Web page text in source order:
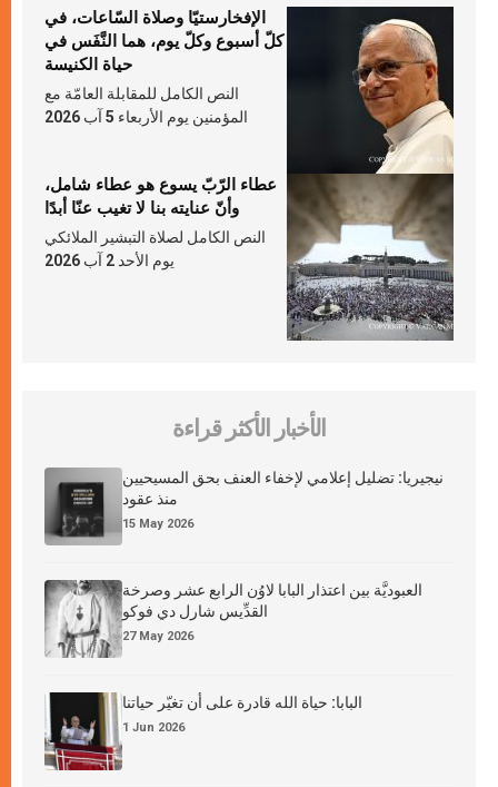
الإفخارستيّا وصلاة السّاعات، في
كلّ أسبوع وكلّ يوم، هما النَّفَس في
حياة الكنيسة
النص الكامل للمقابلة العامّة مع
المؤمنين يوم الأربعاء 5 آب 2026
عطاء الرّبّ يسوع هو عطاء شامل،
وأنّ عنايته بنا لا تغيب عنّا أبدًا
النص الكامل لصلاة التبشير الملائكي
يوم الأحد 2 آب 2026
الأخبار الأكثر قراءة
نيجيريا: تضليل إعلامي لإخفاء العنف بحق المسيحيين
منذ عقود
15 May 2026
العبوديَّة بين اعتذار البابا لاوُن الرابع عشر وصرخة
القدِّيس شارل دي فوكو
27 May 2026
البابا: حياة الله قادرة على أن تغيّر حياتنا
1 Jun 2026